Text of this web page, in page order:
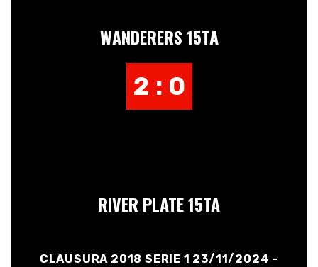
WANDERERS 15TA
2 : 0
RIVER PLATE 15TA
CLAUSURA 2018 SERIE 1 23/11/2024 -